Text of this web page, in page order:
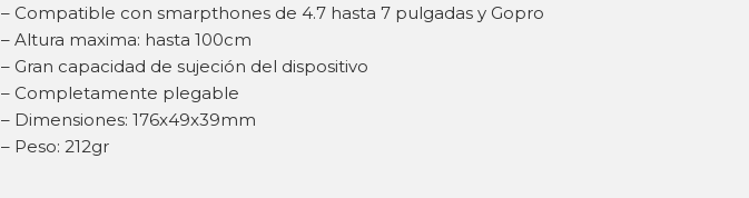
– Compatible con smarpthones de 4.7 hasta 7 pulgadas y Gopro
– Altura maxima: hasta 100cm
– Gran capacidad de sujeción del dispositivo
– Completamente plegable
– Dimensiones: 176x49x39mm
– Peso: 212gr